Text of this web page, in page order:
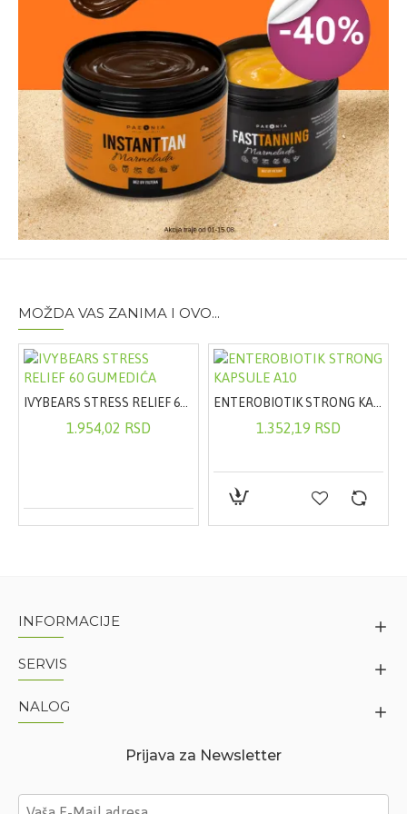
MOŽDA VAS ZANIMA I OVO...
1.954,02 RSD 1.352,19 RSD
INFORMACIJE
SERVIS
NALOG
Prijava za Newsletter